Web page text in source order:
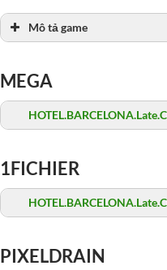
Mô tả game
MEGA
1FICHIER
PIXELDRAIN